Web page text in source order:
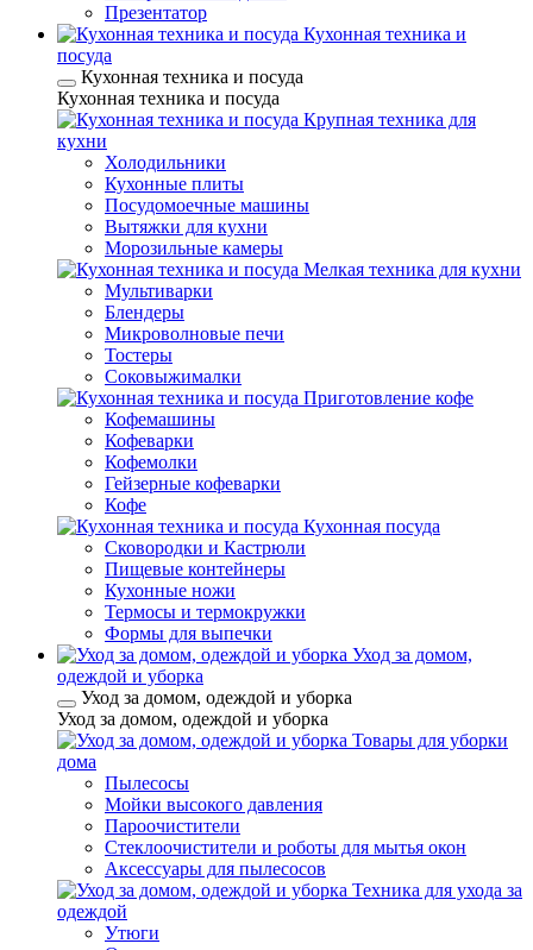
Презентатор
Кухонная техника и
посуда
Кухонная техника и посуда
Кухонная техника и посуда
Крупная техника для
кухни
Холодильники
Кухонные плиты
Посудомоечные машины
Вытяжки для кухни
Морозильные камеры
Мелкая техника для кухни
Мультиварки
Блендеры
Микроволновые печи
Тостеры
Соковыжималки
Приготовление кофе
Кофемашины
Кофеварки
Кофемолки
Гейзерные кофеварки
Кофе
Кухонная посуда
Сковородки и Кастрюли
Пищевые контейнеры
Кухонные ножи
Термосы и термокружки
Формы для выпечки
Уход за домом,
одеждой и уборка
Уход за домом, одеждой и уборка
Уход за домом, одеждой и уборка
Товары для уборки
дома
Пылесосы
Мойки высокого давления
Пароочистители
Стеклоочистители и роботы для мытья окон
Аксессуары для пылесосов
Техника для ухода за
одеждой
Утюги